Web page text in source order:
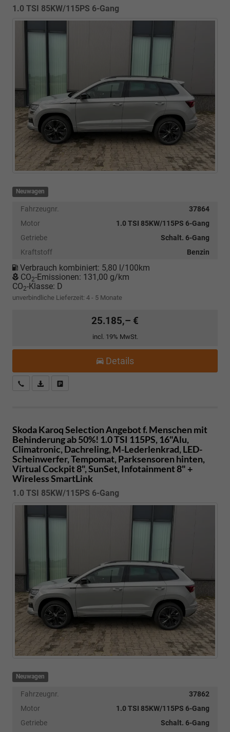
1.0 TSI 85KW/115PS 6-Gang
Neuwagen
Fahrzeugnr.
37864
Motor
1.0 TSI 85KW/115PS 6-Gang
Getriebe
Schalt. 6-Gang
Kraftstoff
Benzin
Verbrauch kombiniert: 5,80 l/100km
CO2-Emissionen: 131,00 g/km
CO2-Klasse: D
unverbindliche Lieferzeit: 4 - 5 Monate
25.185,– €
incl. 19% MwSt.
Details
Kostenloser Rückruf-Service
PDF-Datei, Fahrzeugexposé drucken
Skoda KaroqSelection Angebot f. Menschen mit
Behinderung ab 50%! 1.0 TSI 115PS, 16"Alu,
Climatronic, Dachreling, M-Lederlenkrad, LED-
Scheinwerfer, Tempomat, Parksensoren hinten,
Virtual Cockpit 8", SunSet, Infotainment 8" +
Wireless SmartLink
1.0 TSI 85KW/115PS 6-Gang
Neuwagen
Fahrzeugnr.
37862
Motor
1.0 TSI 85KW/115PS 6-Gang
Getriebe
Schalt. 6-Gang